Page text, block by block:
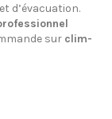
d’évacuation.
sur clim-